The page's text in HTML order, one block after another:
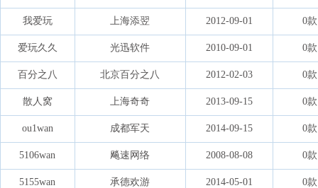
我爱玩 上海添翌 2012-09-01 0款
爱玩久久 光迅软件 2010-09-01 0款
百分之八 北京百分之八 2012-02-03 0款
散人窝 上海奇奇 2013-09-15 0款
ou1wan 成都军天 2014-09-15 0款
5106wan 飚速网络 2008-08-08 0款
5155wan 承德欢游 2014-05-01 0款